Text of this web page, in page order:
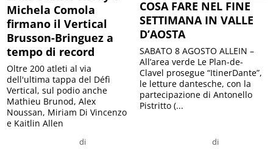
Michela Comola
firmano il Vertical
Brusson-Bringuez a
tempo di record
di
Oltre 200 atleti al via
dell'ultima tappa del Défì
Vertical, sul podio anche
Mathieu Brunod, Alex
Noussan, Miriam Di Vincenzo
e Kaitlin Allen
COSA FARE NEL FINE
SETTIMANA IN VALLE
D’AOSTA
di
SABATO 8 AGOSTO ALLEIN –
All’area verde Le Plan-de-
Clavel prosegue “ItinerDante”,
le letture dantesche, con la
partecipazione di Antonello
Pistritto (...